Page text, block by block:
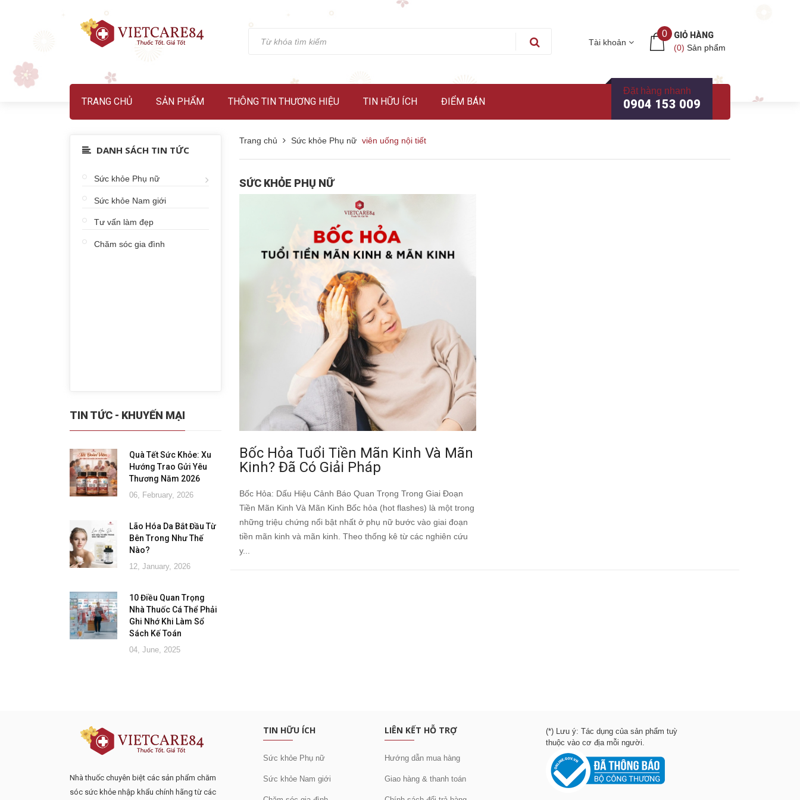
Tài khoản
0
GIỎ HÀNG
(0) Sản phẩm
TRANG CHỦ SẢN PHẨM THÔNG TIN THƯƠNG HIỆU TIN HỮU ÍCH ĐIỂM BÁN
Đặt hàng nhanh
0904 153 009
DANH SÁCH TIN TỨC
Sức khỏe Phụ nữ
Sức khỏe Nam giới
Tư vấn làm đẹp
Chăm sóc gia đình
TIN TỨC - KHUYẾN MẠI
Quà Tết Sức Khỏe: Xu
Hướng Trao Gửi Yêu
Thương Năm 2026
06, February, 2026
Lão Hóa Da Bắt Đầu Từ
Bên Trong Như Thế
Nào?
12, January, 2026
10 Điều Quan Trọng
Nhà Thuốc Cá Thể Phải
Ghi Nhớ Khi Làm Sổ
Sách Kế Toán
04, June, 2025
Trang chủ Sức khỏe Phụ nữ viên uống nội tiết
SỨC KHỎE PHỤ NỮ
Bốc Hỏa Tuổi Tiền Mãn Kinh Và Mãn
Kinh? Đã Có Giải Pháp
Bốc Hỏa: Dấu Hiệu Cảnh Báo Quan Trọng Trong Giai Đoạn
Tiền Mãn Kinh Và Mãn Kinh Bốc hỏa (hot flashes) là một trong
những triệu chứng nổi bật nhất ở phụ nữ bước vào giai đoạn
tiền mãn kinh và mãn kinh. Theo thống kê từ các nghiên cứu
y...
Nhà thuốc chuyên biệt các sản phẩm chăm
sóc sức khỏe nhập khẩu chính hãng từ các
TIN HỮU ÍCH
Sức khỏe Phụ nữ
Sức khỏe Nam giới
LIÊN KẾT HỖ TRỢ
Hướng dẫn mua hàng
Giao hàng & thanh toán
(*) Lưu ý: Tác dụng của sản phẩm tuỳ
thuộc vào cơ địa mỗi người.